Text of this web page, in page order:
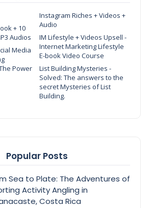
Instagram Riches + Videos +
Audio
+ 10
Audios
IM Lifestyle + Videos Upsell -
Internet Marketing Lifestyle
E-book Video Course
Media
Power
List Building Mysteries -
Solved: The answers to the
secret Mysteries of List
Building.
Popular Posts
Sea to Plate: The Adventures of
Activity Angling in
Costa Rica